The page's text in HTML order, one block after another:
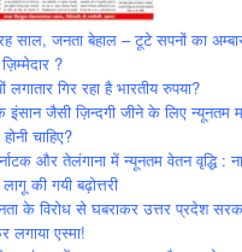
साल, जनता बेहाल – टूटे सपनों का
?
लगातार गिर रहा है भारतीय रुपया?
इंसान जैसी ज़िन्दगी जीने के लिए न्यूनतम
चाहिए?
और तेलंगाना में न्यूनतम वेतन वृद्धि :
की गयी बढ़ोत्तरी
के विरोध से घबराकर उत्तर प्रदेश
लगाया एस्मा!